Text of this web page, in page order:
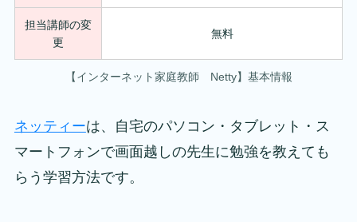
担当講師の変
更
無料
【インターネット家庭教師 Netty】基本情報
ネッティーは、自宅のパソコン・タブレット・ス
マートフォンで画面越しの先生に勉強を教えても
らう学習方法です。